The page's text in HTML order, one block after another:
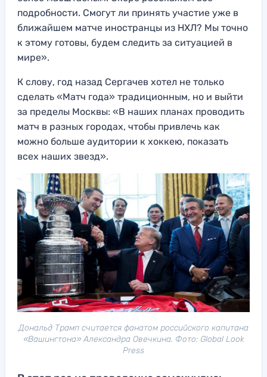
подробности. Смогут ли принять участие уже в
ближайшем матче иностранцы из НХЛ? Мы точно
к этому готовы, будем следить за ситуацией в
мире».
К слову, год назад Сергачев хотел не только
сделать «Матч года» традиционным, но и выйти
за пределы Москвы: «В наших планах проводить
матч в разных городах, чтобы привлечь как
можно больше аудитории к хоккею, показать
всех наших звезд».
Дональд Трамп считается фанатом российского капитана
«Вашингтона» Александра Овечкина. Фото: Global Look
Press